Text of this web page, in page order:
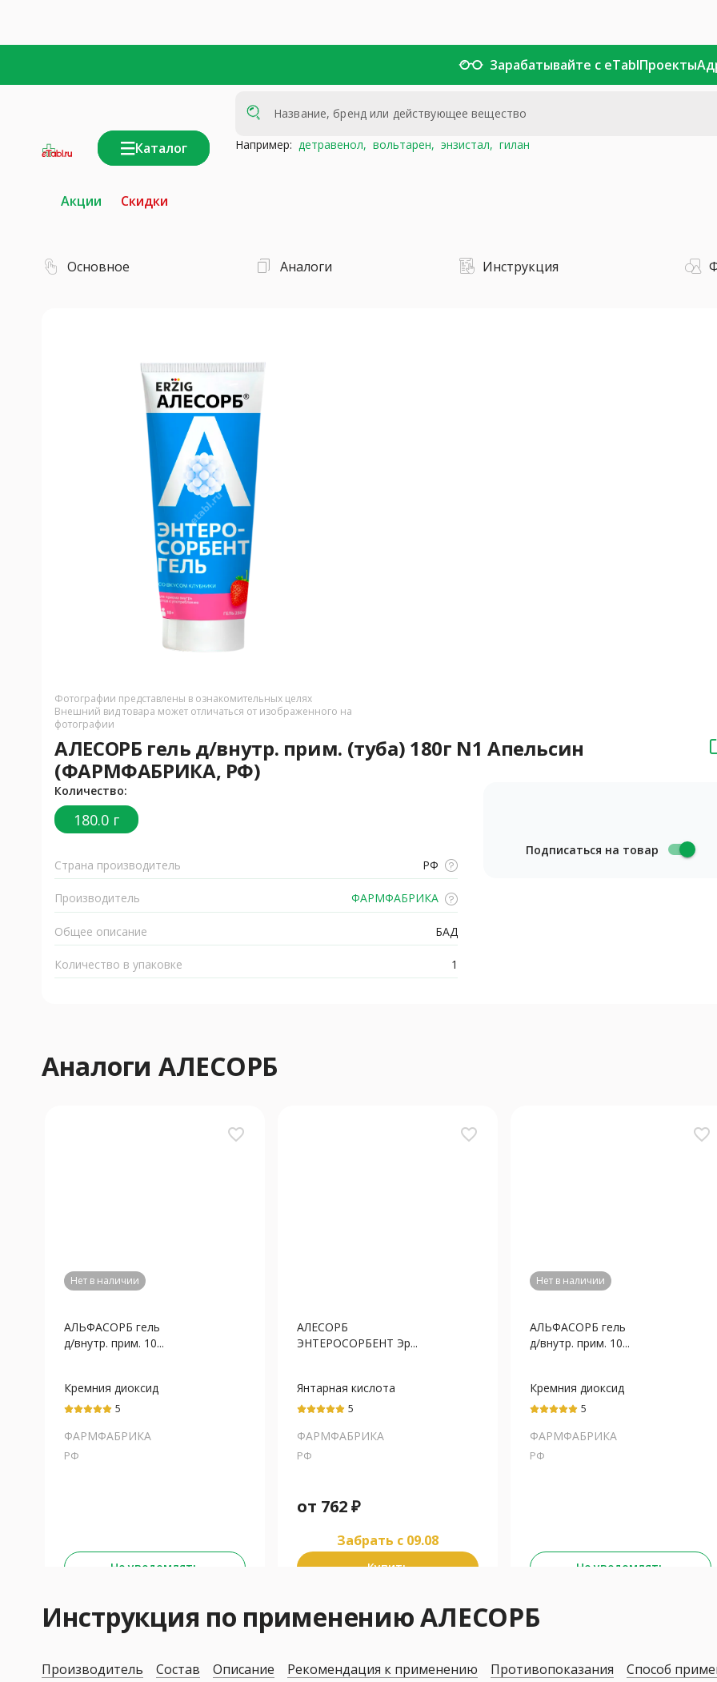
Зарабатывайте с eTablПроекты
Каталог Например: детравенол, вольтарен, энзистал, гилан
Акции Скидки
Основное Аналоги Инструкция
Фотографии представлены в ознакомительных целях
Внешний вид товара может отличаться от изображенного на
фотографии
АЛЕСОРБ гель д/внутр. прим. (туба) 180г N1 Апельсин
(ФАРМФАБРИКА, РФ)
Количество:
180.0 г
Страна производитель РФ
Производитель ФАРМФАБРИКА
Общее описание БАД
Количество в упаковке 1
Подписаться на товар
Аналоги АЛЕСОРБ
favorite_border
Нет в наличии
АЛЬФАСОРБ гель
д/внутр. прим. 10...
Кремния диоксид
коллоидный
5
ФАРМФАБРИКА
РФ
Не уведомлять
favorite_border
АЛЕСОРБ
ЭНТЕРОСОРБЕНТ Эр...
Янтарная кислота
5
ФАРМФАБРИКА
РФ
от 762₽
Забрать c 09.08
Купить
favorite_border
Нет в наличии
АЛЬФАСОРБ гель
д/внутр. прим. 10...
Кремния диоксид
коллоидный
5
ФАРМФАБРИКА
РФ
Не уведомлять
Инструкция по применению АЛЕСОРБ
Производитель Состав Описание Рекомендация к применению Противопоказания Способ